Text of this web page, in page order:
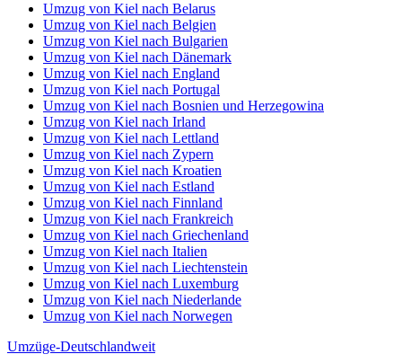
Umzug von Kiel nach Belarus
Umzug von Kiel nach Belgien
Umzug von Kiel nach Bulgarien
Umzug von Kiel nach Dänemark
Umzug von Kiel nach England
Umzug von Kiel nach Portugal
Umzug von Kiel nach Bosnien und Herzegowina
Umzug von Kiel nach Irland
Umzug von Kiel nach Lettland
Umzug von Kiel nach Zypern
Umzug von Kiel nach Kroatien
Umzug von Kiel nach Estland
Umzug von Kiel nach Finnland
Umzug von Kiel nach Frankreich
Umzug von Kiel nach Griechenland
Umzug von Kiel nach Italien
Umzug von Kiel nach Liechtenstein
Umzug von Kiel nach Luxemburg
Umzug von Kiel nach Niederlande
Umzug von Kiel nach Norwegen
Umzüge-Deutschlandweit